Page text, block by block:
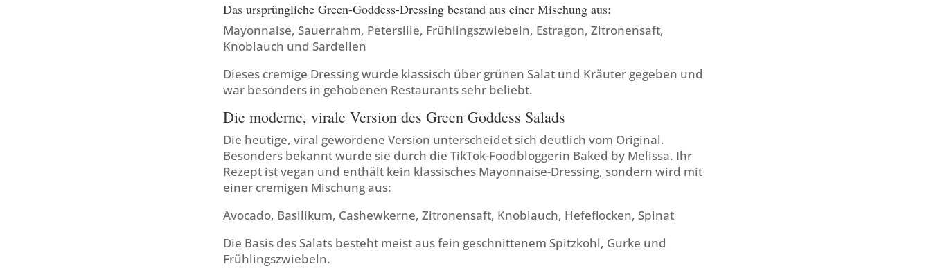
Das ursprüngliche Green-Goddess-Dressing bestand aus einer Mischung aus:
Mayonnaise, Sauerrahm, Petersilie, Frühlingszwiebeln, Estragon, Zitronensaft,
Knoblauch und Sardellen
Dieses cremige Dressing wurde klassisch über grünen Salat und Kräuter gegeben und
war besonders in gehobenen Restaurants sehr beliebt.
Die moderne, virale Version des Green Goddess Salads
Die heutige, viral gewordene Version unterscheidet sich deutlich vom Original.
Besonders bekannt wurde sie durch die TikTok-Foodbloggerin Baked by Melissa. Ihr
Rezept ist vegan und enthält kein klassisches Mayonnaise-Dressing, sondern wird mit
einer cremigen Mischung aus:
Avocado, Basilikum, Cashewkerne, Zitronensaft, Knoblauch, Hefeflocken, Spinat
Die Basis des Salats besteht meist aus fein geschnittenem Spitzkohl, Gurke und
Frühlingszwiebeln.